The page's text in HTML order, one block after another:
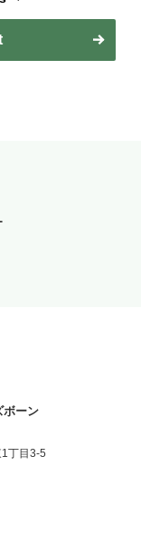
ーン
丁目3-5